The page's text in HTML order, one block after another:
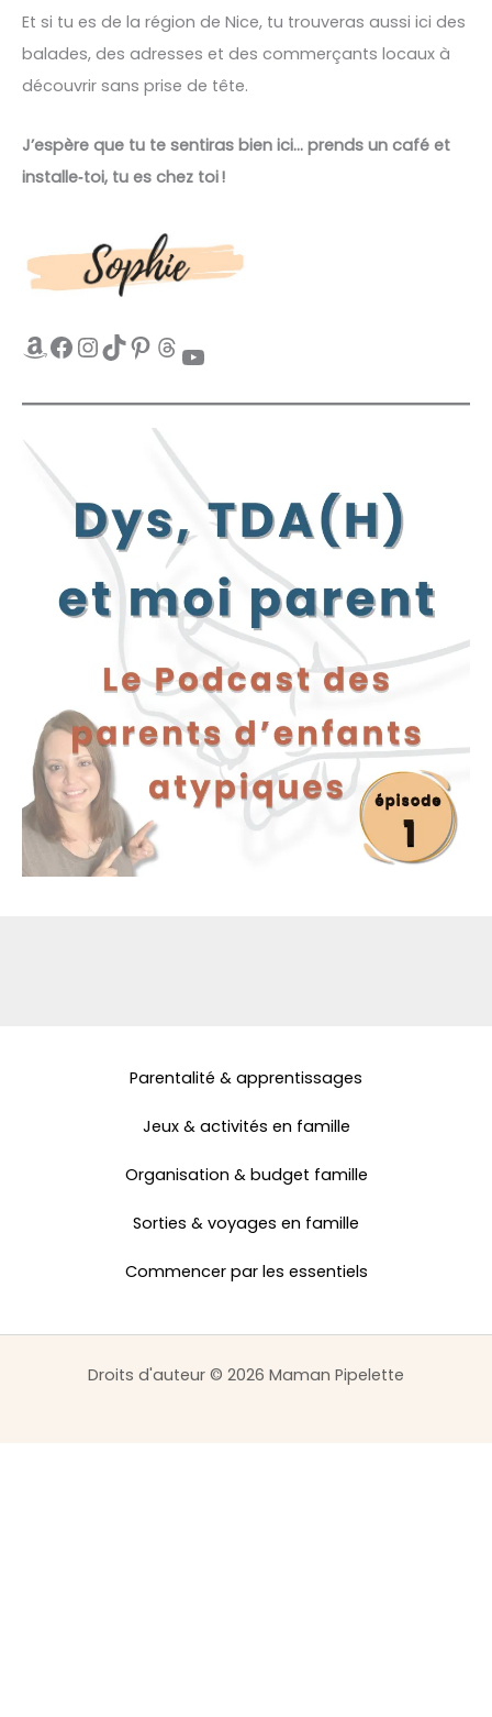
Et si tu es de la région de Nice, tu trouveras aussi ici des
balades, des adresses et des commerçants locaux à
découvrir sans prise de tête.
J’espère que tu te sentiras bien ici… prends un café et
installe‑toi, tu es chez toi !
Amazon Facebook InstagramTikTok Pinterest Threads YouTube
Parentalité & apprentissages
Jeux & activités en famille
Organisation & budget famille
Sorties & voyages en famille
Commencer par les essentiels
Droits d'auteur © 2026 Maman Pipelette